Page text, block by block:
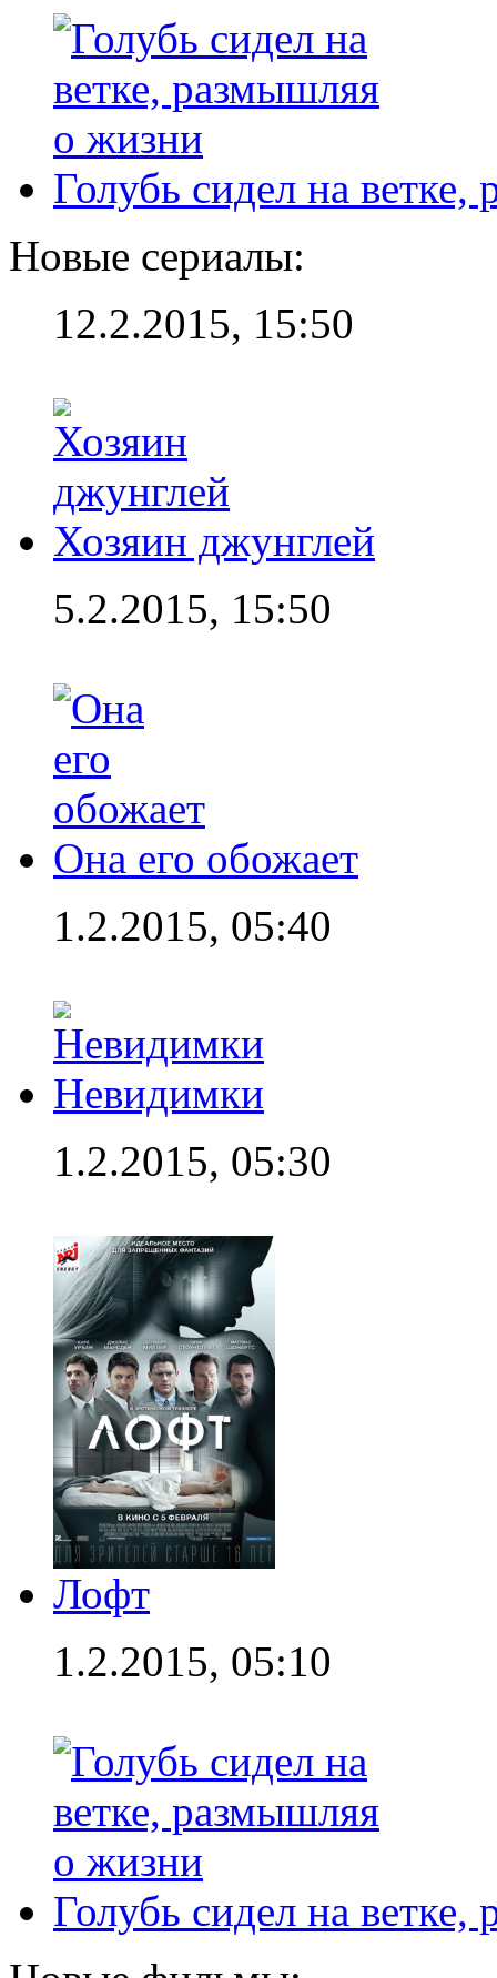
Голубь сидел на
Новые сериалы:
12.2.2015, 15:50
Хозяин джунглей
5.2.2015, 15:50
Она его обожает
1.2.2015, 05:40
Невидимки
1.2.2015, 05:30
Лофт
1.2.2015, 05:10
Голубь сидел на